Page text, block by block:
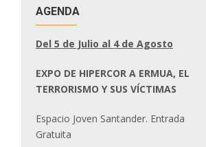
AGENDA
Del 5 de Julio al 4 de Agosto
EXPO DE HIPERCOR A ERMUA, EL
TERRORISMO Y SUS VÍCTIMAS
Espacio Joven Santander. Entrada
Gratuita